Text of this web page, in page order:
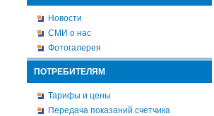
Новости
СМИ о нас
Фотогалерея
ПОТРЕБИТЕЛЯМ
Тарифы и цены
Передача показаний счетчика